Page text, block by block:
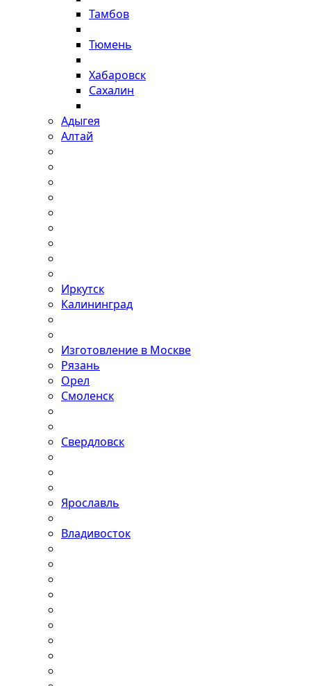
Тамбов
Тюмень
Хабаровск
Сахалин
Адыгея
Алтай
Иркутск
Калининград
Изготовление в Москве
Рязань
Орел
Смоленск
Свердловск
Ярославль
Владивосток